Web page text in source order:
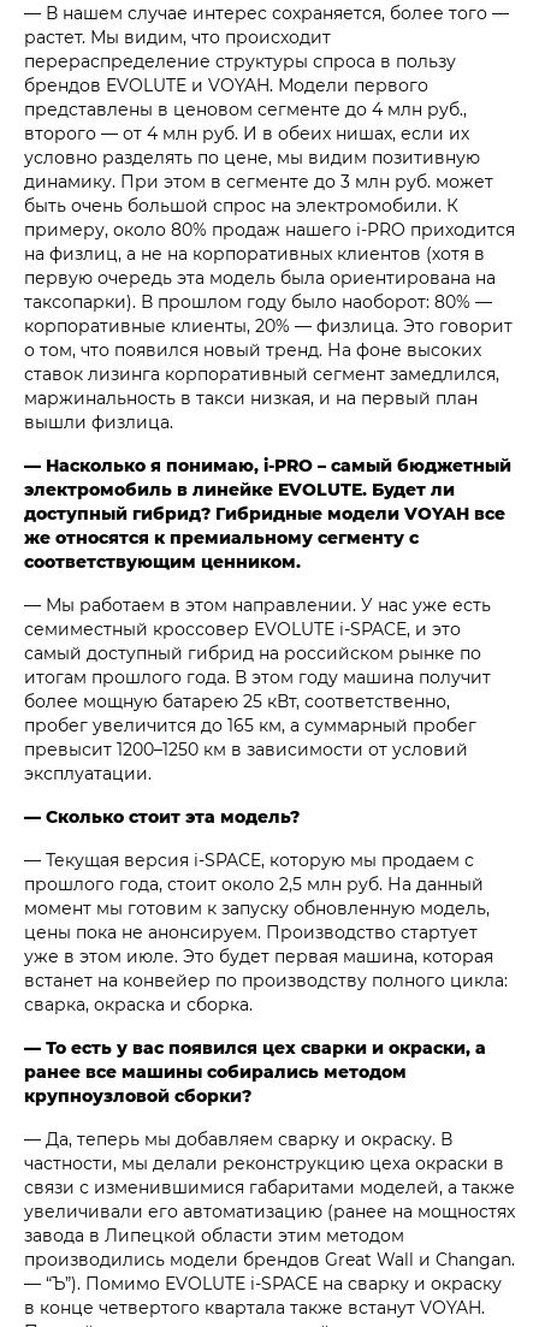
— В нашем случае интерес сохраняется, более того —
растет. Мы видим, что происходит
перераспределение структуры спроса в пользу
брендов EVOLUTE и VOYAH. Модели первого
представлены в ценовом сегменте до 4 млн руб.,
второго — от 4 млн руб. И в обеих нишах, если их
условно разделять по цене, мы видим позитивную
динамику. При этом в сегменте до 3 млн руб. может
быть очень большой спрос на электромобили. К
примеру, около 80% продаж нашего i‑PRO приходится
на физлиц, а не на корпоративных клиентов (хотя в
первую очередь эта модель была ориентирована на
таксопарки). В прошлом году было наоборот: 80% —
корпоративные клиенты, 20% — физлица. Это говорит
о том, что появился новый тренд. На фоне высоких
ставок лизинга корпоративный сегмент замедлился,
маржинальность в такси низкая, и на первый план
вышли физлица.
— Насколько я понимаю, i‑PRO – самый бюджетный
электромобиль в линейке EVOLUTE. Будет ли
доступный гибрид? Гибридные модели VOYAH все
же относятся к премиальному сегменту с
соответствующим ценником.
— Мы работаем в этом направлении. У нас уже есть
семиместный кроссовер EVOLUTE i‑SPACE, и это
самый доступный гибрид на российском рынке по
итогам прошлого года. В этом году машина получит
более мощную батарею 25 кВт, соответственно,
пробег увеличится до 165 км, а суммарный пробег
превысит 1200–1250 км в зависимости от условий
эксплуатации.
— Сколько стоит эта модель?
— Текущая версия i‑SPACE, которую мы продаем с
прошлого года, стоит около 2,5 млн руб. На данный
момент мы готовим к запуску обновленную модель,
цены пока не анонсируем. Производство стартует
уже в этом июле. Это будет первая машина, которая
встанет на конвейер по производству полного цикла:
сварка, окраска и сборка.
— То есть у вас появился цех сварки и окраски, а
ранее все машины собирались методом
крупноузловой сборки?
— Да, теперь мы добавляем сварку и окраску. В
частности, мы делали реконструкцию цеха окраски в
связи с изменившимися габаритами моделей, а также
увеличивали его автоматизацию (ранее на мощностях
завода в Липецкой области этим методом
производились модели брендов Great Wall и Changan.
— “Ъ”). Помимо EVOLUTE i‑SPACE на сварку и окраску
в конце четвертого квартала также встанут VOYAH.